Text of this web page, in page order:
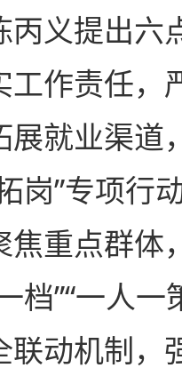
丙义提出六
作责任，
展就业渠道
岗”专项行
焦重点群体
档”“一人
联动机制，